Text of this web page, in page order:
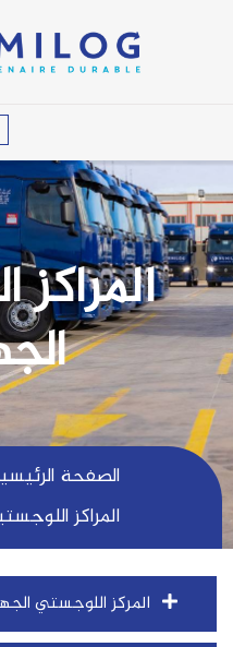
الصفحة
المراكز
المركز اللوجستي